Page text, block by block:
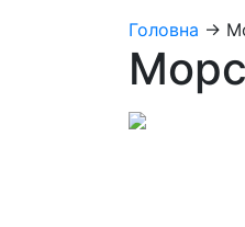
Головна →